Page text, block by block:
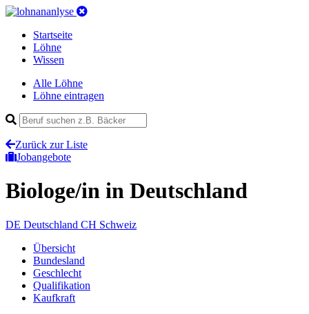
Startseite
Löhne
Wissen
Alle Löhne
Löhne eintragen
Zurück zur Liste
Jobangebote
Biologe/in in Deutschland
DE Deutschland CH Schweiz
Übersicht
Bundesland
Geschlecht
Qualifikation
Kaufkraft